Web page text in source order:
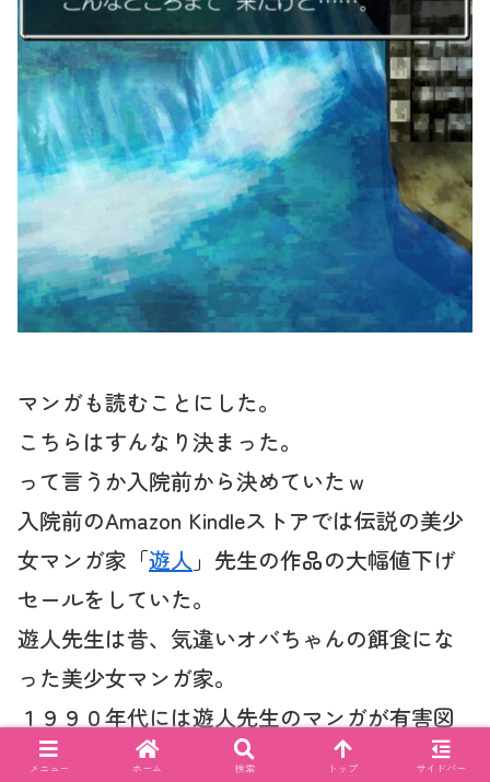
マンガも読むことにした。
こちらはすんなり決まった。
って言うか入院前から決めていたｗ
入院前のAmazon Kindleストアでは伝説の美少
女マンガ家「遊人 」先生の作品の大幅値下げ
セールをしていた。
遊人先生は昔、気違いオバちゃんの餌食にな
った美少女マンガ家。
１９９０年代には遊人先生のマンガが有害図
書に認定されたり、風俗関係のビラや広告に
メニュー ホーム 検索 トップ サイドバー